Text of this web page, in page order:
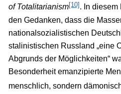
of Totalitarianism[10]. In diesem
den Gedanken, dass die
nationalsozialistischen
stalinistischen Russland „eine
Abgrunds der Möglichkeiten“
Besonderheit emanzipierte
menschlich, sondern